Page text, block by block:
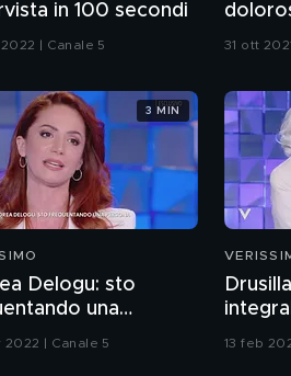
in 100 secondi
| Canale 5 31 ott
Delogu: sto
una
2022 | Canale 5
3 MIN
13 feb